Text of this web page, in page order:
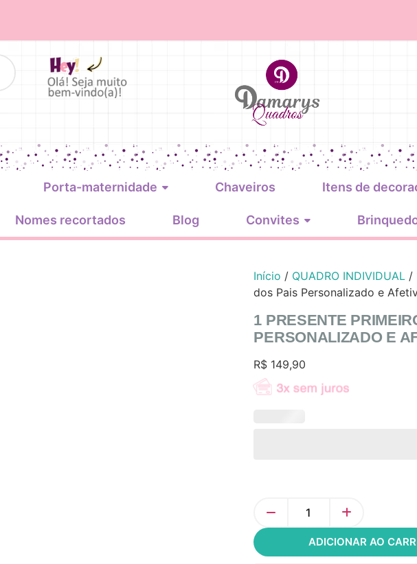
Porta-maternidade Chaveiros Itens de
Nomes recortados Blog Convites
Início / QUADRO INDIVIDUAL /
dos Pais Personalizado e
1 PRESENTE
PERSONALIZADO E
R$ 149,90
ADICIONAR AO